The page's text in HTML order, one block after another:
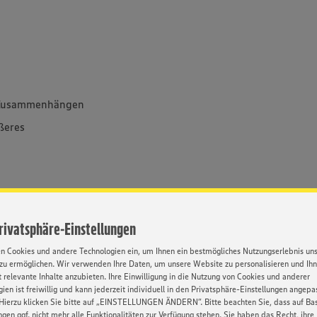
Einstellungen
Cookies und andere Technologien ein, um Ihnen ein bestmögliches Nutzungserlebnis
ermöglichen. Wir verwenden Ihre Daten, um unsere Website zu personalisieren und
relevante Inhalte anzubieten. Ihre Einwilligung in die Nutzung von Cookies und anderer
ist freiwillig und kann jederzeit individuell in den Privatsphäre-Einstellungen
klicken Sie bitte auf „EINSTELLUNGEN ÄNDERN”. Bitte beachten Sie, dass auf
ggf. nicht mehr alle Funktionalitäten zur Verfügung stehen. Sie haben das Recht, ihre
bestimmten Voraussetzungen ist eine
bist du Kaufmann im Einzelhandel - ein
mögliche Selbstständigkeit bei EDEKA.
Tätigkeitsfelder und mit
wir dich zu noch mehr Erfolg, Schritt für
- auch zur gezielten